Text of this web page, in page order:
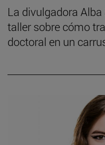
La divulgadora
taller sobre cómo
doctoral en un